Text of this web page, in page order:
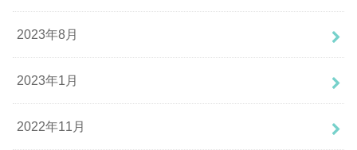
2023年8月
2023年1月
2022年11月